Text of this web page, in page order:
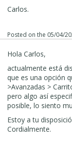
Carlos.
Posted on the 05/04/
Hola Carlos,
actualmente está
que es una opción
>Avanzadas >
pero algo así
posible, lo siento
Estoy a tu
Cordialmente.